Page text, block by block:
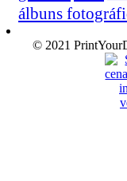
álbuns
© 2021